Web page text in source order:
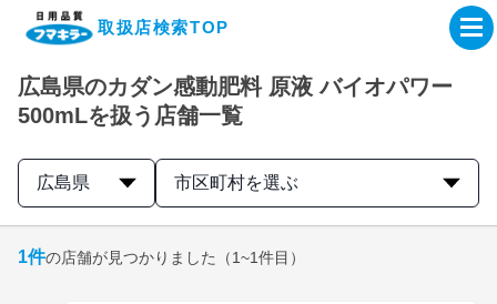
取扱店検索TOP
企業・IR情報サイト
製品情報サイト
広島県のカダン感動肥料 原液 バイオパワー
500mLを扱う店舗一覧
広島県 市区町村を選ぶ
1件の店舗が見つかりました （1~1件目）